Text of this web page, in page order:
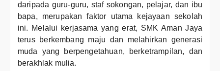
daripada guru-guru, staf sokongan, pelajar, dan ibu
bapa, merupakan faktor utama kejayaan sekolah
ini. Melalui kerjasama yang erat, SMK Aman Jaya
terus berkembang maju dan melahirkan generasi
muda yang berpengetahuan, berketrampilan, dan
berakhlak mulia.